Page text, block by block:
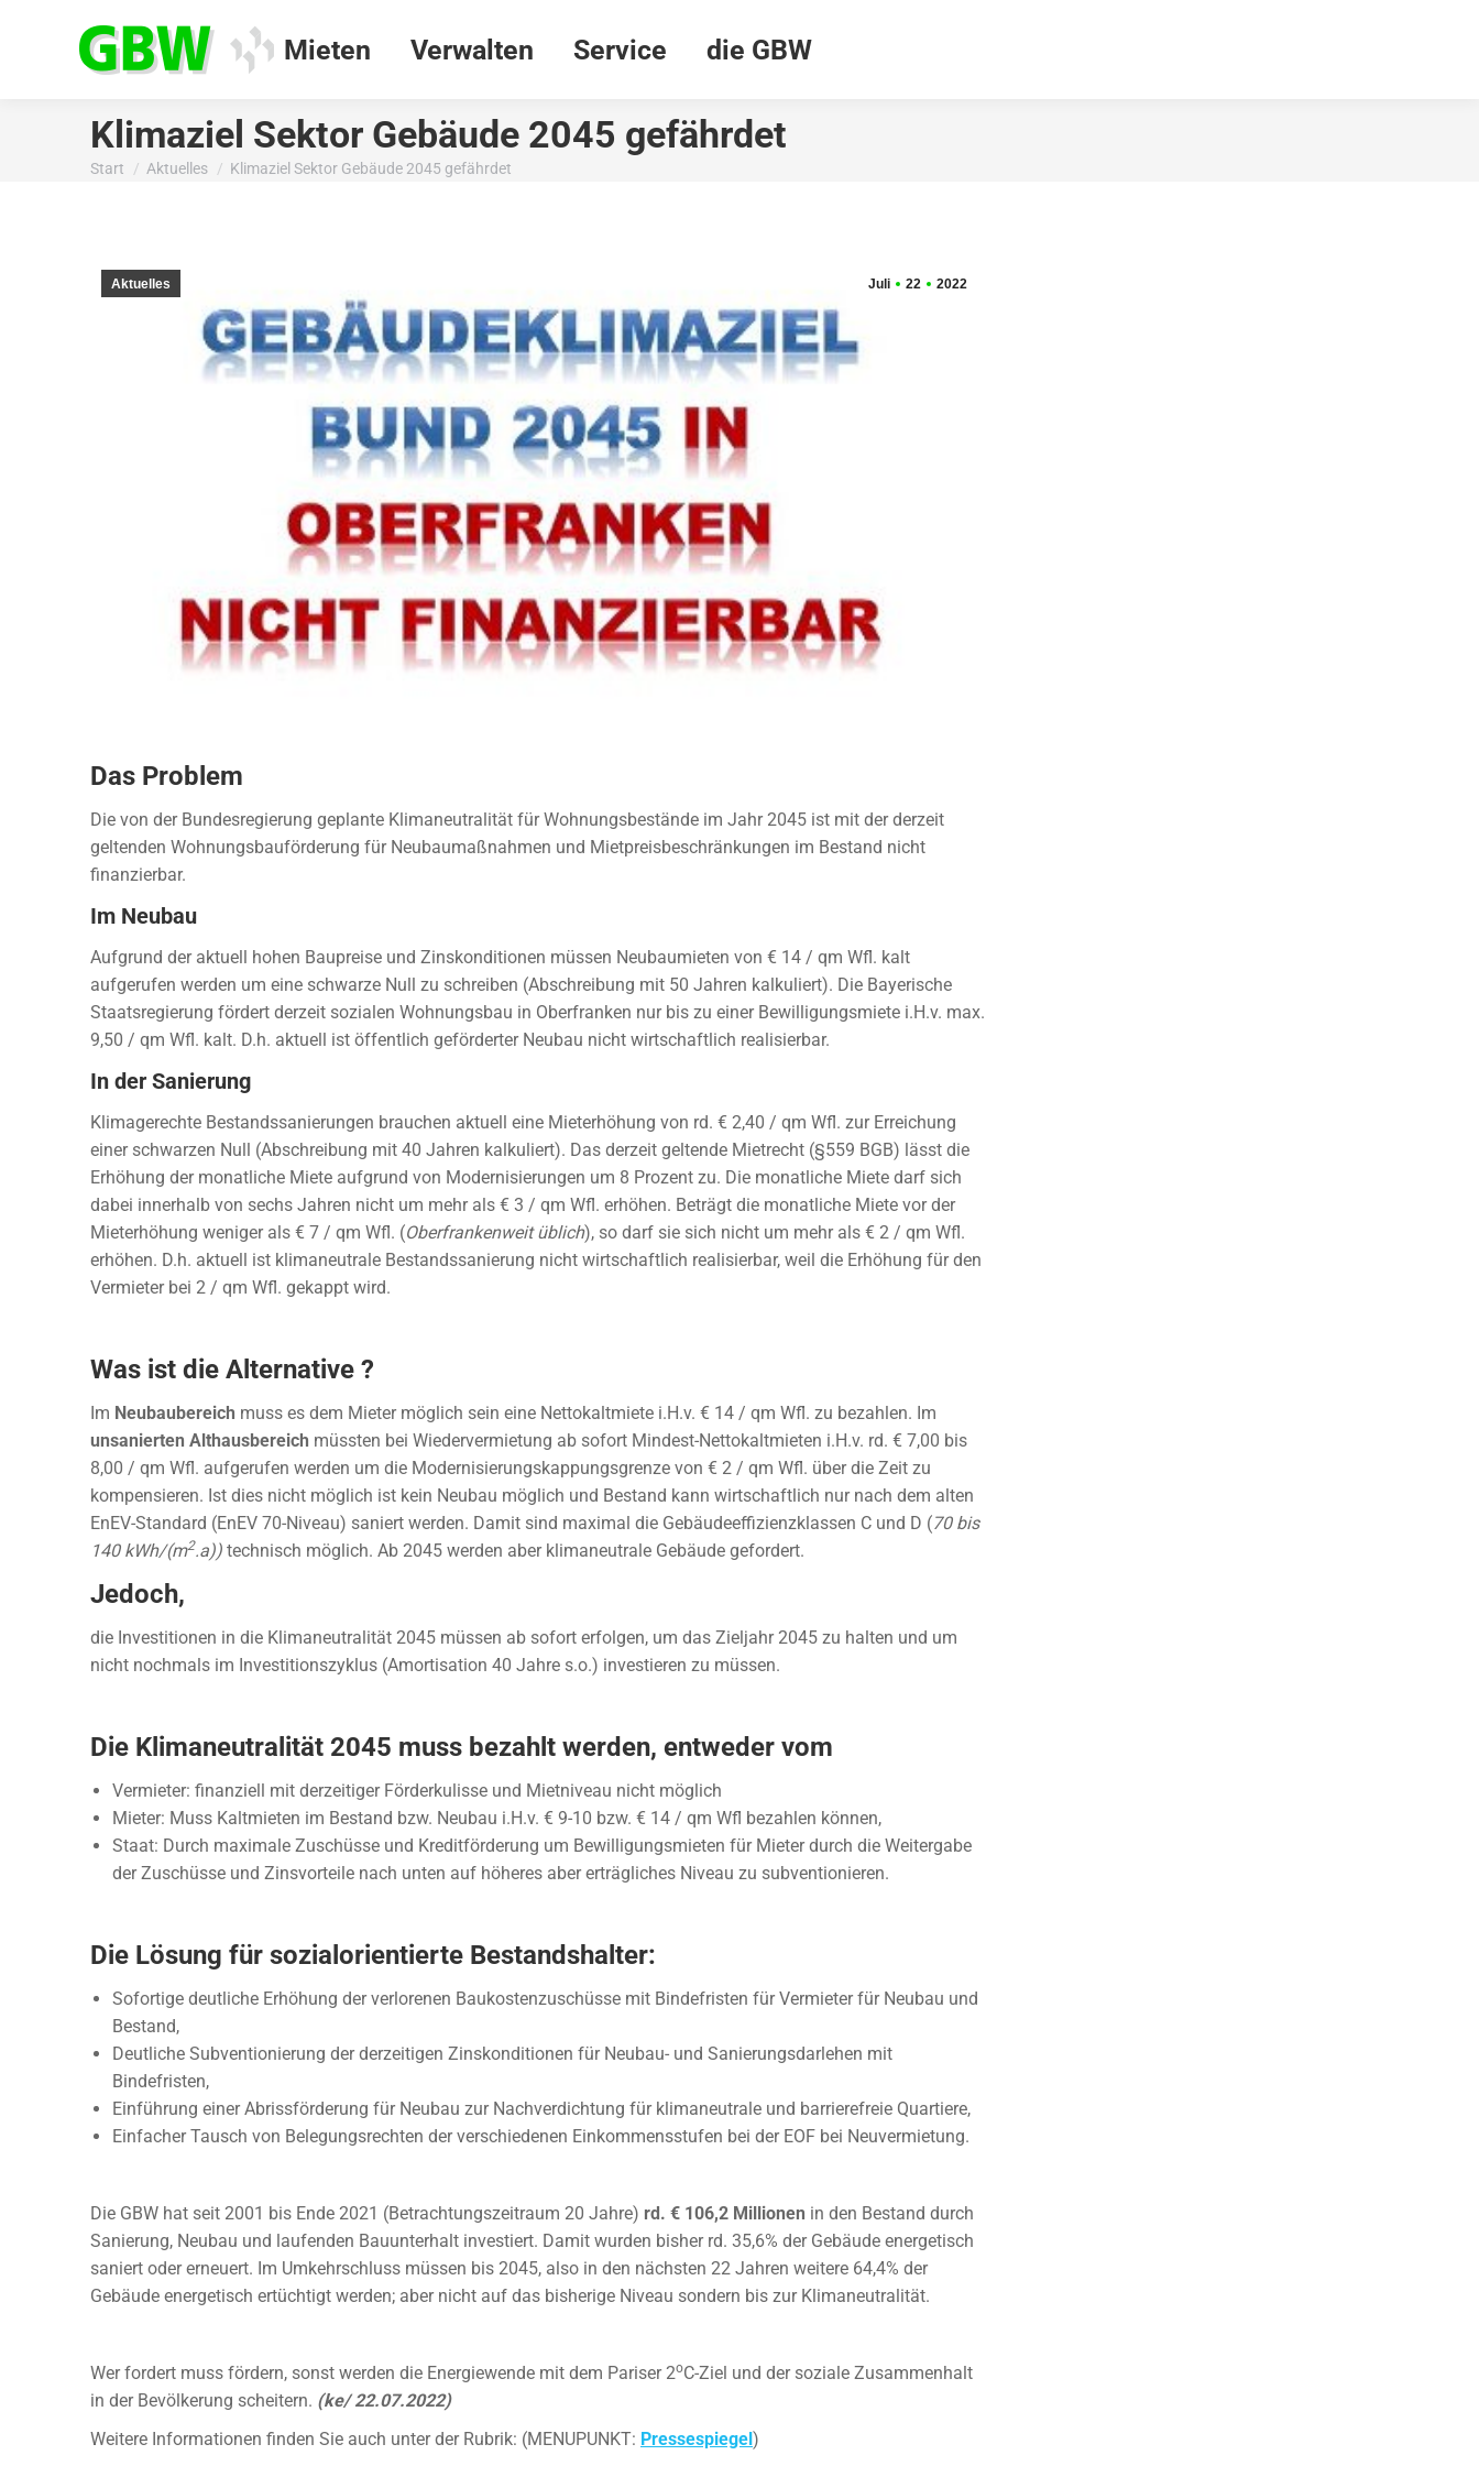
Mieten Verwalten Service die GBW
Klimaziel Sektor Gebäude 2045 gefährdet
Sie befinden sich hier:
Start Aktuelles Klimaziel Sektor Gebäude 2045 gefährdet
Juli 22 2022
Aktuelles
Das Problem
Die von der Bundesregierung geplante Klimaneutralität für Wohnungsbestände im Jahr 2045 ist mit der derzeit
geltenden Wohnungsbauförderung für Neubaumaßnahmen und Mietpreisbeschränkungen im Bestand nicht
finanzierbar.
Im Neubau
Aufgrund der aktuell hohen Baupreise und Zinskonditionen müssen Neubaumieten von € 14 / qm Wfl. kalt
aufgerufen werden um eine schwarze Null zu schreiben (Abschreibung mit 50 Jahren kalkuliert). Die Bayerische
Staatsregierung fördert derzeit sozialen Wohnungsbau in Oberfranken nur bis zu einer Bewilligungsmiete i.H.v. max.
9,50 / qm Wfl. kalt. D.h. aktuell ist öffentlich geförderter Neubau nicht wirtschaftlich realisierbar.
In der Sanierung
Klimagerechte Bestandssanierungen brauchen aktuell eine Mieterhöhung von rd. € 2,40 / qm Wfl. zur Erreichung
einer schwarzen Null (Abschreibung mit 40 Jahren kalkuliert). Das derzeit geltende Mietrecht (§559 BGB) lässt die
Erhöhung der monatliche Miete aufgrund von Modernisierungen um 8 Prozent zu. Die monatliche Miete darf sich
dabei innerhalb von sechs Jahren nicht um mehr als € 3 / qm Wfl. erhöhen. Beträgt die monatliche Miete vor der
Mieterhöhung weniger als € 7 / qm Wfl. (Oberfrankenweit üblich), so darf sie sich nicht um mehr als € 2 / qm Wfl.
erhöhen. D.h. aktuell ist klimaneutrale Bestandssanierung nicht wirtschaftlich realisierbar, weil die Erhöhung für den
Vermieter bei 2 / qm Wfl. gekappt wird.
Was ist die Alternative ?
Im Neubaubereich muss es dem Mieter möglich sein eine Nettokaltmiete i.H.v. € 14 / qm Wfl. zu bezahlen. Im
unsanierten Althausbereich müssten bei Wiedervermietung ab sofort Mindest-Nettokaltmieten i.H.v. rd. € 7,00 bis
8,00 / qm Wfl. aufgerufen werden um die Modernisierungskappungsgrenze von € 2 / qm Wfl. über die Zeit zu
kompensieren. Ist dies nicht möglich ist kein Neubau möglich und Bestand kann wirtschaftlich nur nach dem alten
EnEV-Standard (EnEV 70-Niveau) saniert werden. Damit sind maximal die Gebäudeeffizienzklassen C und D (70 bis
140 kWh/(m2.a)) technisch möglich. Ab 2045 werden aber klimaneutrale Gebäude gefordert.
Jedoch,
die Investitionen in die Klimaneutralität 2045 müssen ab sofort erfolgen, um das Zieljahr 2045 zu halten und um
nicht nochmals im Investitionszyklus (Amortisation 40 Jahre s.o.) investieren zu müssen.
Die Klimaneutralität 2045 muss bezahlt werden, entweder vom
Vermieter: finanziell mit derzeitiger Förderkulisse und Mietniveau nicht möglich
Mieter: Muss Kaltmieten im Bestand bzw. Neubau i.H.v. € 9-10 bzw. € 14 / qm Wfl bezahlen können,
Staat: Durch maximale Zuschüsse und Kreditförderung um Bewilligungsmieten für Mieter durch die Weitergabe
der Zuschüsse und Zinsvorteile nach unten auf höheres aber erträgliches Niveau zu subventionieren.
Die Lösung für sozialorientierte Bestandshalter:
Sofortige deutliche Erhöhung der verlorenen Baukostenzuschüsse mit Bindefristen für Vermieter für Neubau und
Bestand,
Deutliche Subventionierung der derzeitigen Zinskonditionen für Neubau- und Sanierungsdarlehen mit
Bindefristen,
Einführung einer Abrissförderung für Neubau zur Nachverdichtung für klimaneutrale und barrierefreie Quartiere,
Einfacher Tausch von Belegungsrechten der verschiedenen Einkommensstufen bei der EOF bei Neuvermietung.
Die GBW hat seit 2001 bis Ende 2021 (Betrachtungszeitraum 20 Jahre) rd. € 106,2 Millionen in den Bestand durch
Sanierung, Neubau und laufenden Bauunterhalt investiert. Damit wurden bisher rd. 35,6% der Gebäude energetisch
saniert oder erneuert. Im Umkehrschluss müssen bis 2045, also in den nächsten 22 Jahren weitere 64,4% der
Gebäude energetisch ertüchtigt werden; aber nicht auf das bisherige Niveau sondern bis zur Klimaneutralität.
Wer fordert muss fördern, sonst werden die Energiewende mit dem Pariser 2oC-Ziel und der soziale Zusammenhalt
in der Bevölkerung scheitern. (ke/ 22.07.2022)
Weitere Informationen finden Sie auch unter der Rubrik: (MENUPUNKT: Pressespiegel)